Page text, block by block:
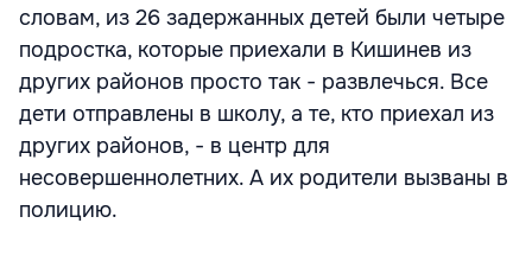
словам, из 26 задержанных детей были четыре
подростка, которые приехали в Кишинев из
других районов просто так - развлечься. Все
дети отправлены в школу, а те, кто приехал из
других районов, - в центр для
несовершеннолетних. А их родители вызваны в
полицию.